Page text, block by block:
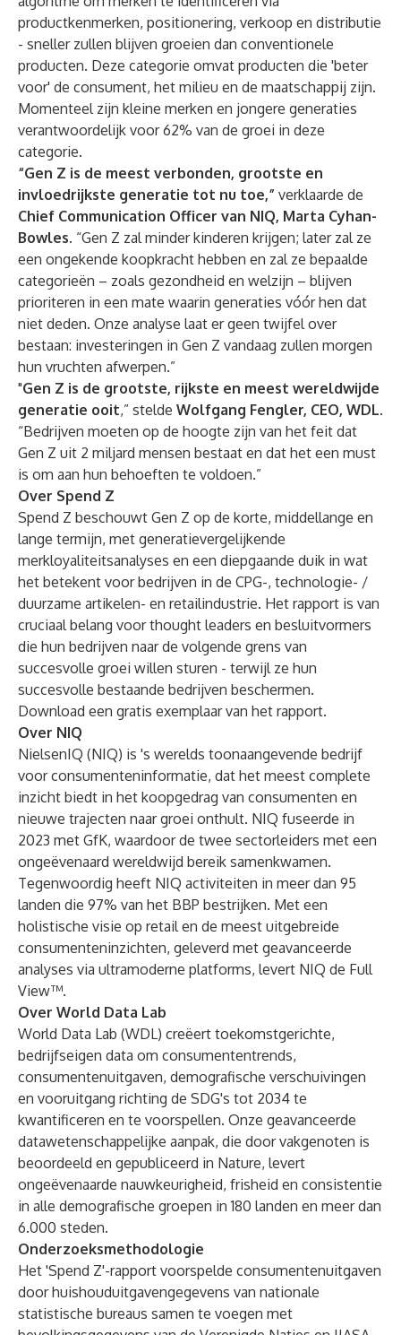
productkenmerken, positionering, verkoop en distributie
- sneller zullen blijven groeien dan conventionele
producten. Deze categorie omvat producten die 'beter
voor' de consument, het milieu en de maatschappij zijn.
Momenteel zijn kleine merken en jongere generaties
verantwoordelijk voor 62% van de groei in deze
categorie.
“Gen Z is de meest verbonden, grootste en
invloedrijkste generatie tot nu toe,” verklaarde de
Chief Communication Officer van NIQ, Marta Cyhan-
Bowles. “Gen Z zal minder kinderen krijgen; later zal ze
een ongekende koopkracht hebben en zal ze bepaalde
categorieën – zoals gezondheid en welzijn – blijven
prioriteren in een mate waarin generaties vóór hen dat
niet deden. Onze analyse laat er geen twijfel over
bestaan: investeringen in Gen Z vandaag zullen morgen
hun vruchten afwerpen.”
"Gen Z is de grootste, rijkste en meest wereldwijde
generatie ooit,” stelde Wolfgang Fengler, CEO, WDL.
“Bedrijven moeten op de hoogte zijn van het feit dat
Gen Z uit 2 miljard mensen bestaat en dat het een must
is om aan hun behoeften te voldoen.”
Over Spend Z
Spend Z beschouwt Gen Z op de korte, middellange en
lange termijn, met generatievergelijkende
merkloyaliteitsanalyses en een diepgaande duik in wat
het betekent voor bedrijven in de CPG-, technologie- /
duurzame artikelen- en retailindustrie. Het rapport is van
cruciaal belang voor thought leaders en besluitvormers
die hun bedrijven naar de volgende grens van
succesvolle groei willen sturen - terwijl ze hun
succesvolle bestaande bedrijven beschermen.
Download een gratis exemplaarvan het rapport.
Over NIQ
NielsenIQ (NIQ) is 's werelds toonaangevende bedrijf
voor consumenteninformatie, dat het meest complete
inzicht biedt in het koopgedrag van consumenten en
nieuwe trajecten naar groei onthult. NIQ fuseerde in
2023 met GfK, waardoor de twee sectorleiders met een
ongeëvenaard wereldwijd bereik samenkwamen.
Tegenwoordig heeft NIQ activiteiten in meer dan 95
landen die 97% van het BBP bestrijken. Met een
holistische visie op retail en de meest uitgebreide
consumenteninzichten, geleverd met geavanceerde
analyses via ultramoderne platforms, levert NIQ de Full
View™.
Over World Data Lab
World Data Lab (WDL) creëert toekomstgerichte,
bedrijfseigen data om consumententrends,
consumentenuitgaven, demografische verschuivingen
en vooruitgang richting de SDG's tot 2034 te
kwantificeren en te voorspellen. Onze geavanceerde
datawetenschappelijke aanpak, die door vakgenoten is
beoordeeld en gepubliceerd in Nature, levert
ongeëvenaarde nauwkeurigheid, frisheid en consistentie
in alle demografische groepen in 180 landen en meer dan
6.000 steden.
Onderzoeksmethodologie
Het 'Spend Z'-rapport voorspelde consumentenuitgaven
door huishouduitgavengegevens van nationale
statistische bureaus samen te voegen met